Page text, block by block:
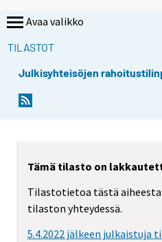
Avaa valikko
TILASTOT
Julkisyhteisöjen
Tämä tilasto on
Tilastotietoa tästä
tilaston yhteydessä.
5.4.2022 jälkeen